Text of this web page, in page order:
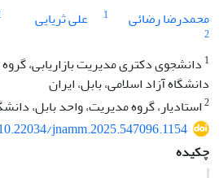
محمدرضا رضائی
1 علی ثریایی
2
1 دانشجوی دکتری مدیریت بازاریابی،
دانشگاه آزاد اسلامی، بابل، ایران
2استادیار، گروه مدیریت، واحد بابل،
jnamm.2025.547096.1154
چکیده